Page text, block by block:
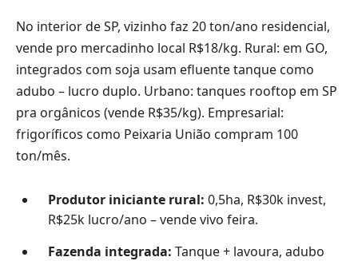
No interior de SP, vizinho faz 20 ton/ano residencial,
vende pro mercadinho local R$18/kg. Rural: em GO,
integrados com soja usam efluente tanque como
adubo – lucro duplo. Urbano: tanques rooftop em SP
pra orgânicos (vende R$35/kg). Empresarial:
frigoríficos como Peixaria União compram 100
ton/mês.
Produtor iniciante rural: 0,5ha, R$30k invest,
R$25k lucro/ano – vende vivo feira.
Fazenda integrada: Tanque + lavoura, adubo